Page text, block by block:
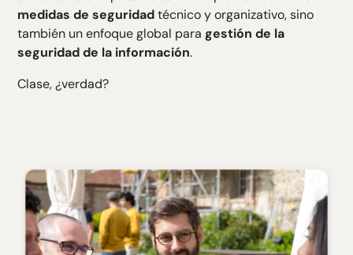
medidas de seguridadtécnico y organizativo, sino
también un enfoque global paragestión de la
seguridad de la información.
Clase, ¿verdad?